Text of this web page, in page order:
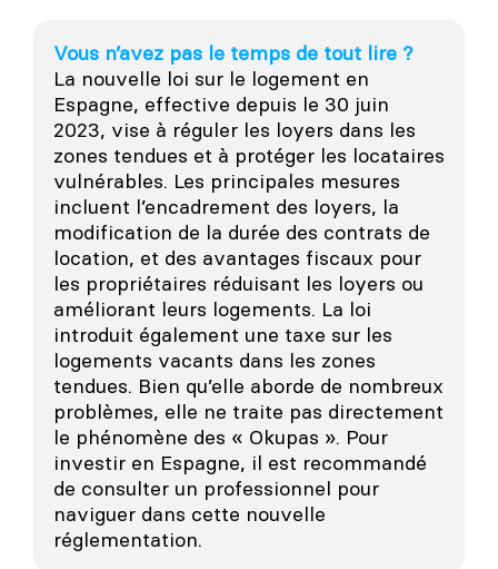
Vous n’avez pas le temps de tout lire ?
La nouvelle loi sur le logement en
Espagne, effective depuis le 30 juin
2023, vise à réguler les loyers dans les
zones tendues et à protéger les locataires
vulnérables. Les principales mesures
incluent l’encadrement des loyers, la
modification de la durée des contrats de
location, et des avantages fiscaux pour
les propriétaires réduisant les loyers ou
améliorant leurs logements. La loi
introduit également une taxe sur les
logements vacants dans les zones
tendues. Bien qu’elle aborde de nombreux
problèmes, elle ne traite pas directement
le phénomène des « Okupas ». Pour
investir en Espagne, il est recommandé
de consulter un professionnel pour
naviguer dans cette nouvelle
réglementation.